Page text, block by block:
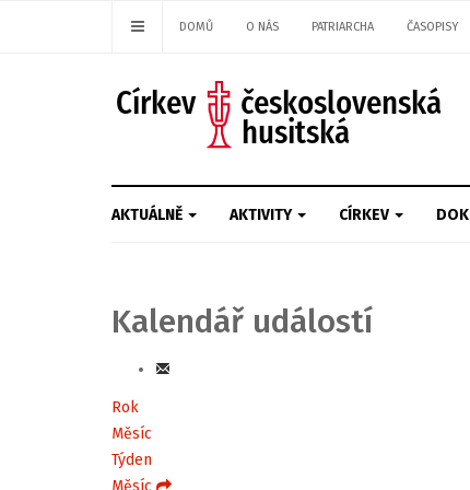
DOMŮ O NÁS PATRIARCHA ČASOPISY
AKTUÁLNĚ AKTIVITY CÍRKEV
Kalendář událostí
Rok
Měsíc
Týden
Měsíc